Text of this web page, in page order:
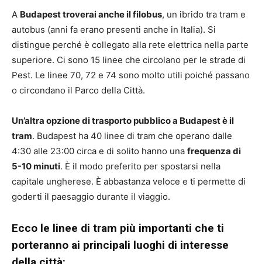
A Budapest troverai anche il filobus, un ibrido tra tram e
autobus (anni fa erano presenti anche in Italia). Si
distingue perché è collegato alla rete elettrica nella parte
superiore. Ci sono 15 linee che circolano per le strade di
Pest. Le linee 70, 72 e 74 sono molto utili poiché passano
o circondano il Parco della Città.
Un’altra opzione di trasporto pubblico a Budapest è il
tram. Budapest ha 40 linee di tram che operano dalle
4:30 alle 23:00 circa e di solito hanno una frequenza di
5-10 minuti. È il modo preferito per spostarsi nella
capitale ungherese. È abbastanza veloce e ti permette di
goderti il paesaggio durante il viaggio.
Ecco le linee di tram più importanti che ti
porteranno ai principali luoghi di interesse